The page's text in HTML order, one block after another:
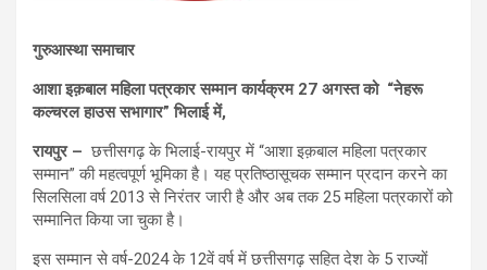
गुरुआस्था समाचार
आशा इक़बाल महिला पत्रकार सम्मान कार्यक्रम 27 अगस्त को “नेहरू
कल्चरल हाउस सभागार” भिलाई में,
रायपुर – छत्तीसगढ़ के भिलाई-रायपुर में “आशा इक़बाल महिला पत्रकार
सम्मान” की महत्वपूर्ण भूमिका है। यह प्रतिष्ठासूचक सम्मान प्रदान करने का
सिलसिला वर्ष 2013 से निरंतर जारी है और अब तक 25 महिला पत्रकारों को
सम्मानित किया जा चुका है।
इस सम्मान से वर्ष-2024 के 12वें वर्ष में छत्तीसगढ़ सहित देश के 5 राज्यों